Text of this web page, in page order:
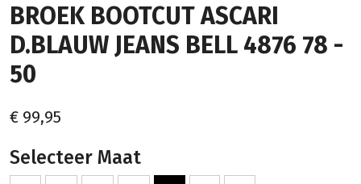
BROEK BOOTCUT ASCARI
D.BLAUW JEANS BELL 4876 78 -
50
€ 99,95
Selecteer Maat